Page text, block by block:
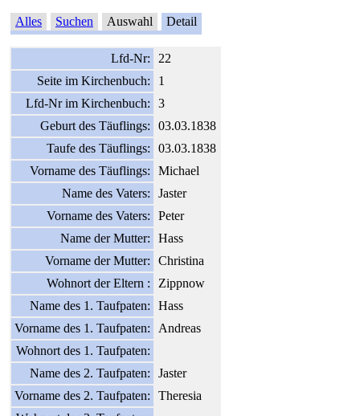
Alles Suchen Auswahl Detail
Lfd-Nr:
22
Seite im Kirchenbuch:
1
Lfd-Nr im Kirchenbuch:
3
Geburt des Täuflings:
03.03.1838
Taufe des Täuflings:
03.03.1838
Vorname des Täuflings:
Michael
Name des Vaters:
Jaster
Vorname des Vaters:
Peter
Name der Mutter:
Hass
Vorname der Mutter:
Christina
Wohnort der Eltern :
Zippnow
Name des 1. Taufpaten:
Hass
Vorname des 1. Taufpaten:
Andreas
Wohnort des 1. Taufpaten:
Name des 2. Taufpaten:
Jaster
Vorname des 2. Taufpaten:
Theresia